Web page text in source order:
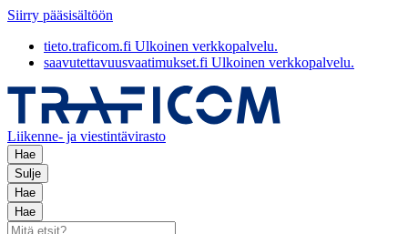
Siirry pääsisältöön
tieto.traficom.fi Ulkoinen verkkopalvelu.
saavutettavuusvaatimukset.fi Ulkoinen verkkopalvelu.
Liikenne- ja viestintävirasto
Hae
Sulje
Hae
Hae